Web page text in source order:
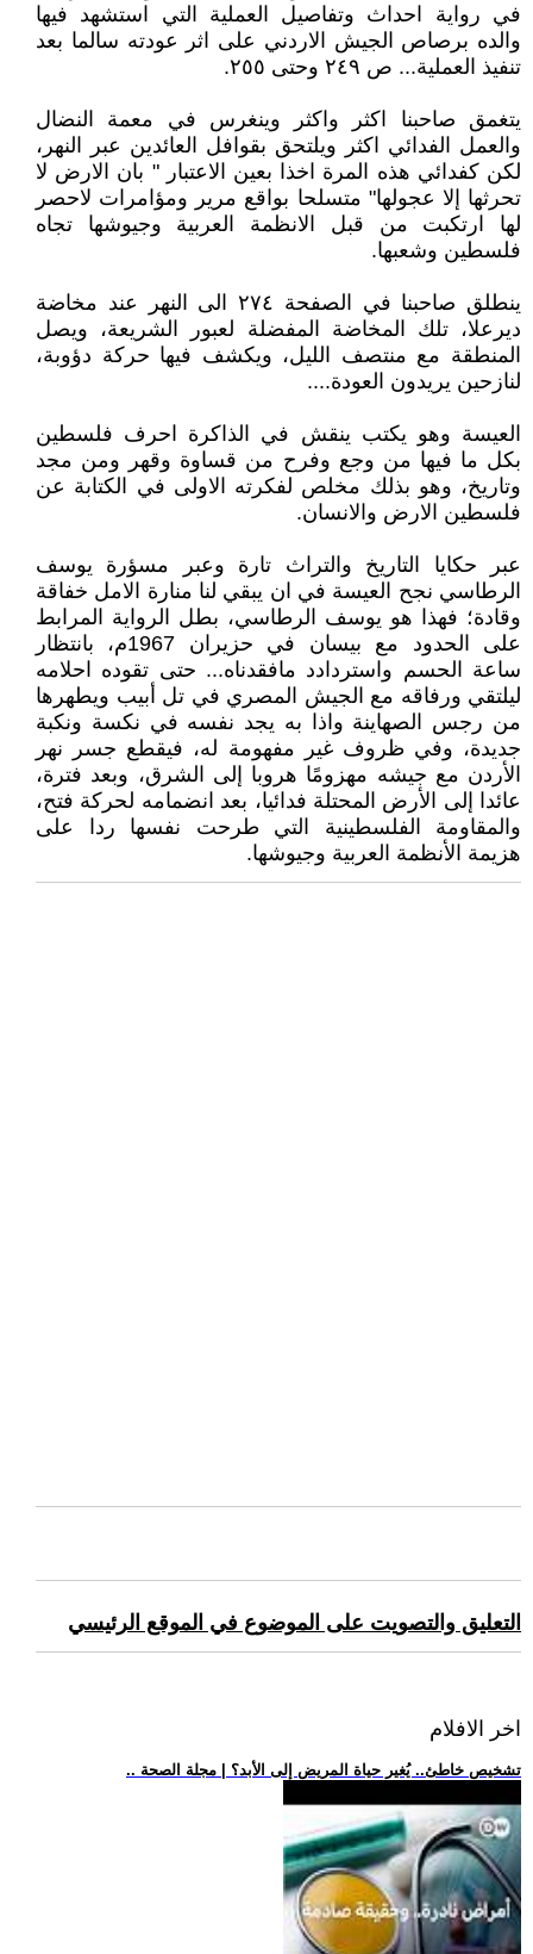
في رواية احداث وتفاصيل العملية التي استشهد فيها
والده برصاص الجيش الاردني على اثر عودته سالما بعد
تنفيذ العملية... ص ٢٤٩ وحتى ٢٥٥.
يتغمق صاحبنا اكثر واكثر وينغرس في معمة النضال
والعمل الفدائي اكثر ويلتحق بقوافل العائدين عبر النهر،
لكن كفدائي هذه المرة اخذا بعين الاعتبار " بان الارض لا
تحرثها إلا عجولها" متسلحا بواقع مرير ومؤامرات لاحصر
لها ارتكبت من قبل الانظمة العربية وجيوشها تجاه
فلسطين وشعبها.
ينطلق صاحبنا في الصفحة ٢٧٤ الى النهر عند مخاضة
ديرعلا، تلك المخاضة المفضلة لعبور الشريعة، ويصل
المنطقة مع منتصف الليل، ويكشف فيها حركة دؤوبة،
لنازحين يريدون العودة....
العيسة وهو يكتب ينقش في الذاكرة احرف فلسطين
بكل ما فيها من وجع وفرح من قساوة وقهر ومن مجد
وتاريخ، وهو بذلك مخلص لفكرته الاولى في الكتابة عن
فلسطين الارض والانسان.
عبر حكايا التاريخ والتراث تارة وعبر مسؤرة يوسف
الرطاسي نجح العيسة في ان يبقي لنا منارة الامل خفاقة
وقادة؛ فهذا هو يوسف الرطاسي، بطل الرواية المرابط
على الحدود مع بيسان في حزيران 1967م، بانتظار
ساعة الحسم واستردادد مافقدناه... حتى تقوده احلامه
ليلتقي ورفاقه مع الجيش المصري في تل أبيب ويطهرها
من رجس الصهاينة واذا به يجد نفسه في نكسة ونكبة
جديدة، وفي ظروف غير مفهومة له، فيقطع جسر نهر
الأردن مع جيشه مهزومًا هروبا إلى الشرق، وبعد فترة،
عائدا إلى الأرض المحتلة فدائيا، بعد انضمامه لحركة فتح،
والمقاومة الفلسطينية التي طرحت نفسها ردا على
هزيمة الأنظمة العربية وجيوشها.
التعليق والتصويت على الموضوع في الموقع الرئيسي
اخر الافلام
.. تشخيص خاطئ.. يُغير حياة المريض إلى الأبد؟ | مجلة الصحة